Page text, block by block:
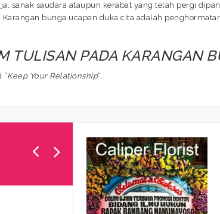
sanak saudara ataupun kerabat yang telah pergi
Karangan bunga ucapan duka cita adalah
TULISAN PADA KARANGAN
“Keep Your Relationship“.